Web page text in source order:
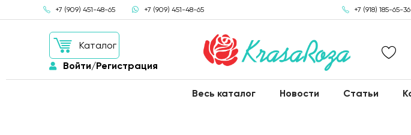
+7 (909) 451-48-65 +7 (909) 451-48-65 +7 (918) 185-65-36
Каталог
Войти/Регистрация
Весь каталог Новости Статьи